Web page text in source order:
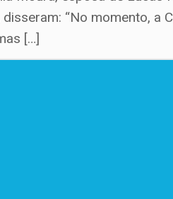
“No momento, a
[…]